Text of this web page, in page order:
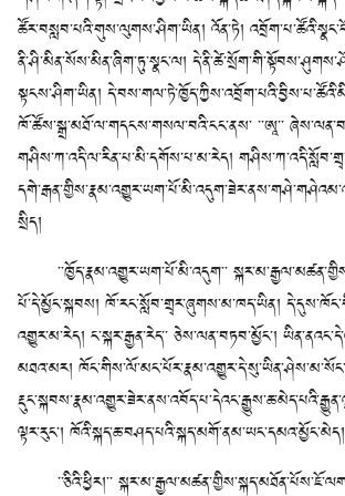
ཚོར་བསླབ་པའི་གུས་ལུགས་ཤིག་ཡིན། འོན་ཏེ།
ནི་ཤི་མིན་སོས་མིན་ཞིག་ཏུ་སྣང་ལ།
སྟངས་ཤིག་ཡིན།
ཁོ་ཚོས་སྒྲ་མཐོ་ལ་གདངས་གསལ་བའི་ངང་ནས་ ་་ཨཱ་་
གཤིས་ཀ་འདི་ལ་རིན་པ་མི་དགོས་པ་མ་རེད།
སྲིད།
་་ཁྱོད་རྣམ་འགྱུར་ཡག་པོ་མི་འདུག་་
པོ་དེ་མྱོང་སྐབས། ཁོ་རང་སློབ་གྲྭར་ཞུགས་མ་ཁད་ཡིན།
འགྱུར་མ་རེད། ང་སྐར་རྒྱན་རེད་་ ཅེས་ལན་བཏབ་མྱོང་།
མཐའ་མར།
ལྟར་རུང་། ཁོའི་སྐད་ཆ་བཤད་པའི་སྐད་མགོ་ནམ་ཡང་དམའ་མྱོང་མེད།
་་ཅིའི་ཕྱིར།་་